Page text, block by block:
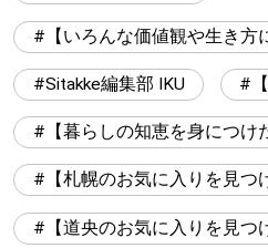
【いろんな価値観や生き方
Sitakke編集部 IKU
【暮らしの知恵を身につけ
【札幌のお気に入りを見つ
【道央のお気に入りを見つ